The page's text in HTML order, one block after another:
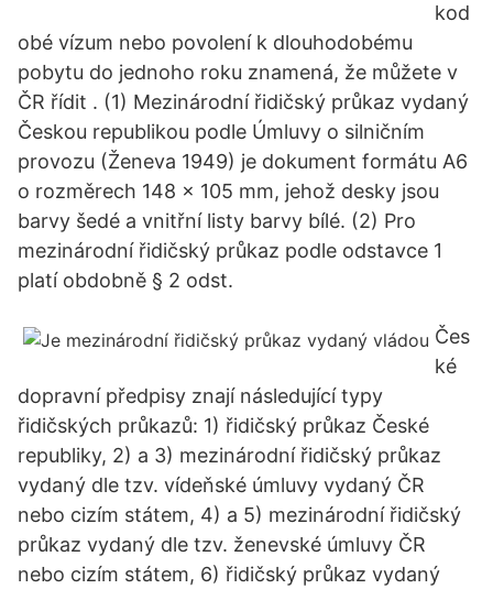
kod
obé vízum nebo povolení k dlouhodobému
pobytu do jednoho roku znamená, že můžete v
ČR řídit . (1) Mezinárodní řidičský průkaz vydaný
Českou republikou podle Úmluvy o silničním
provozu (Ženeva 1949) je dokument formátu A6
o rozměrech 148 x 105 mm, jehož desky jsou
barvy šedé a vnitřní listy barvy bílé. (2) Pro
mezinárodní řidičský průkaz podle odstavce 1
platí obdobně § 2 odst.
Čes
ké
dopravní předpisy znají následující typy
řidičských průkazů: 1) řidičský průkaz České
republiky, 2) a 3) mezinárodní řidičský průkaz
vydaný dle tzv. vídeňské úmluvy vydaný ČR
nebo cizím státem, 4) a 5) mezinárodní řidičský
průkaz vydaný dle tzv. ženevské úmluvy ČR
nebo cizím státem, 6) řidičský průkaz vydaný